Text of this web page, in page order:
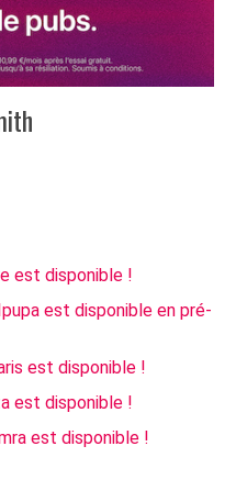
est disponible !
est disponible en pré-
est disponible !
est disponible !
est disponible !